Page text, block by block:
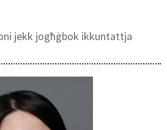
jekk jogħġbok ikkuntattja